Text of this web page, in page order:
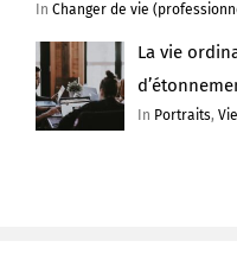
In Changer de vie
La vie
In Portraits,